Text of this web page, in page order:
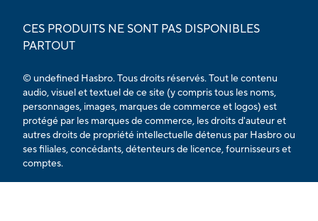
CES PRODUITS NE SONT PAS DISPONIBLES
PARTOUT
© undefined Hasbro. Tous droits réservés. Tout le contenu
audio, visuel et textuel de ce site (y compris tous les noms,
personnages, images, marques de commerce et logos) est
protégé par les marques de commerce, les droits d'auteur et
autres droits de propriété intellectuelle détenus par Hasbro ou
ses filiales, concédants, détenteurs de licence, fournisseurs et
comptes.